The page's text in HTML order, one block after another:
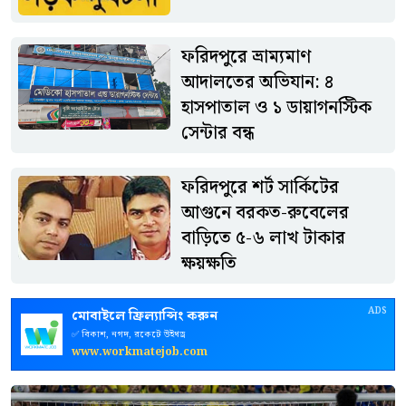
ফরিদপুরে ভ্রাম্যমাণ
আদালতের অভিযান: ৪
হাসপাতাল ও ১ ডায়াগনস্টিক
সেন্টার বন্ধ
ফরিদপুরে শর্ট সার্কিটের
আগুনে বরকত-রুবেলের
বাড়িতে ৫-৬ লাখ টাকার
ক্ষয়ক্ষতি
ADS
মোবাইলে ফ্রিল্যান্সিং করুন
✅ বিকাশ, নগদ, রকেটে উইথড্র
www.workmatejob.com